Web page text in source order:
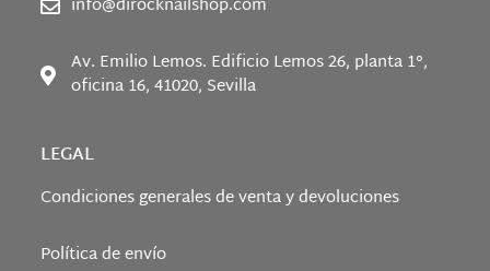
Av. Emilio Lemos. Edificio Lemos 26, planta 1°,
oficina 16, 41020, Sevilla
LEGAL
Condiciones generales de venta y devoluciones
Política de envío